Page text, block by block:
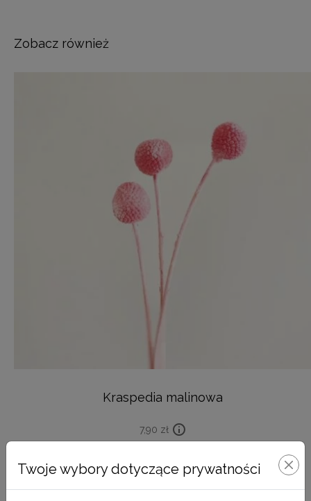
Zobacz również
Kraspedia malinowa
7,90 zł
Twoje wybory dotyczące prywatności